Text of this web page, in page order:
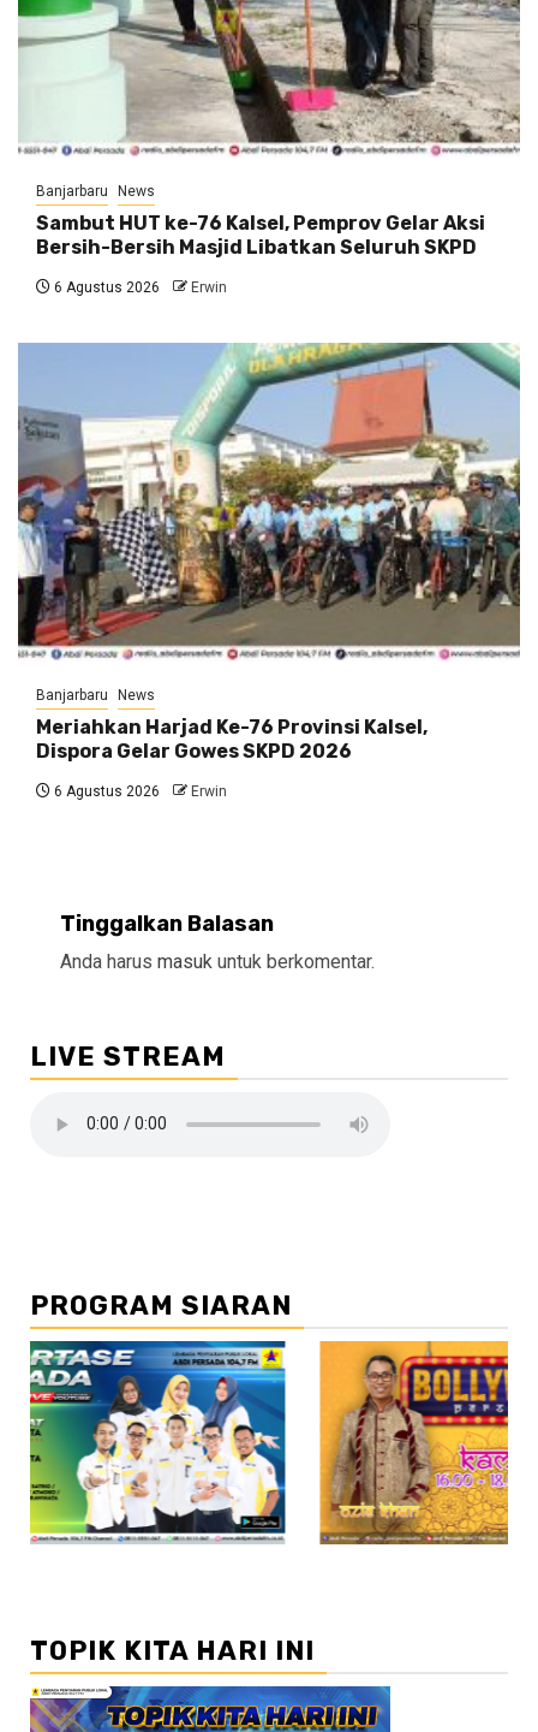
Banjarbaru News
Sambut HUT ke-76 Kalsel, Pemprov Gelar Aksi
Bersih-Bersih Masjid Libatkan Seluruh SKPD
6 Agustus 2026 Erwin
Banjarbaru News
Meriahkan Harjad Ke-76 Provinsi Kalsel,
Dispora Gelar Gowes SKPD 2026
6 Agustus 2026 Erwin
Tinggalkan Balasan
Anda harus masuk untuk berkomentar.
LIVE STREAM
PROGRAM SIARAN
//2
TOPIK KITA HARI INI